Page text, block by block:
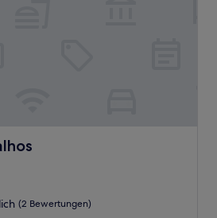
(2 Bewertungen)